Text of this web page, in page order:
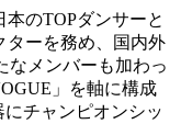
のTOPダンサーと
ターを務め、国内外
なメンバーも加わっ
」を軸に構成
チャンピオンシッ